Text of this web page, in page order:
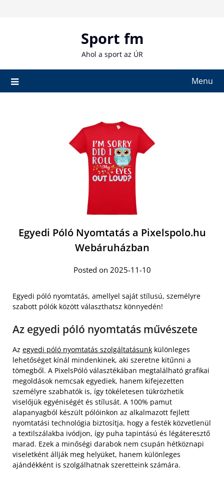
Sport fm
Ahol a sport az ÚR
Menu
Egyedi Póló Nyomtatás a Pixelspolo.hu
Webáruházban
Posted on 2025-11-10
Egyedi póló nyomtatás, amellyel saját stílusú, személyre
szabott pólók között választhatsz könnyedén!
Az egyedi póló nyomtatás művészete
Az egyedi póló nyomtatás szolgáltatásunk különleges
lehetőséget kínál mindenkinek, aki szeretne kitűnni a
tömegből. A PixelsPóló választékában megtalálható grafikai
megoldások nemcsak egyediek, hanem kifejezetten
személyre szabhatók is, így tökéletesen tükrözhetik
viselőjük egyéniségét és stílusát. A 100% pamut
alapanyagból készült pólóinkon az alkalmazott fejlett
nyomtatási technológia biztosítja, hogy a festék közvetlenül
a textilszálakba ivódjon, így puha tapintású és légáteresztő
marad. Ezek a minőségi darabok nem csupán hétköznapi
viseletként állják meg helyüket, hanem különleges
ajándékként is szolgálhatnak szeretteink számára.